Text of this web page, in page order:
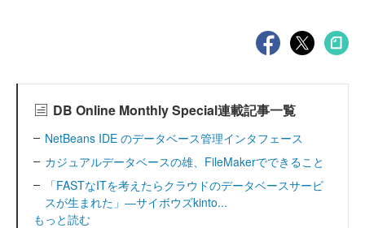
DB Online Monthly Special連載記事一覧
NetBeans IDE のデータベース管理インタフェース
カジュアルデータベースの雄、FileMakerでできること
「FASTなITを考えたらクラウドのデータベースサービ
スが生まれた」―サイボウズkinto...
もっと読む